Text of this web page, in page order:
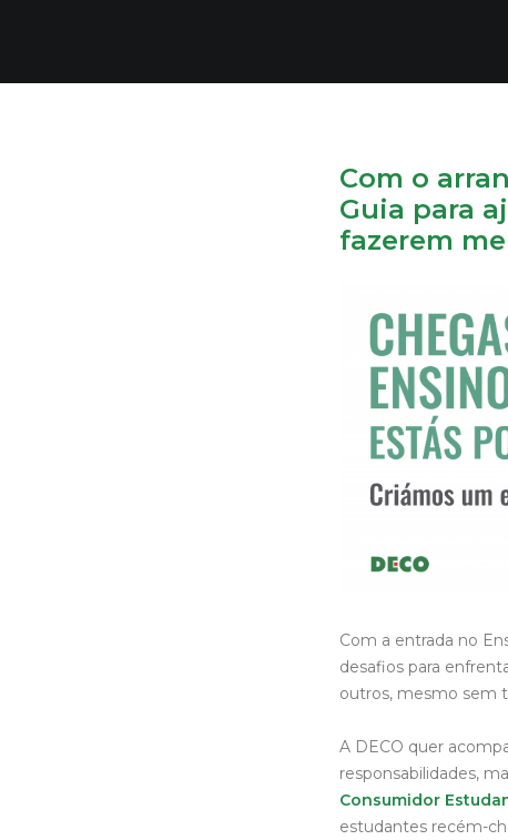
Com o
Guia para
fazerem
Com a entrada no
desafios para
outros, mesmo sem
A DECO quer
responsabilidades,
Consumidor
estudantes recém-